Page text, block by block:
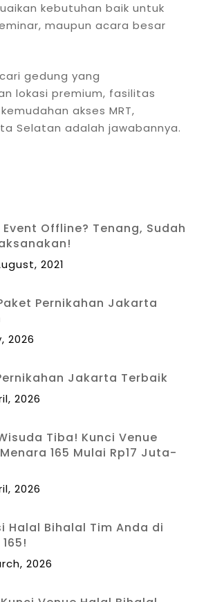
kebutuhan baik untuk
maupun acara besar
gedung yang
lokasi premium, fasilitas
akses MRT,
Selatan adalah jawabannya.
Event Offline? Tenang, Sudah
2021
Pernikahan Jakarta
2026
Jakarta Terbaik
2026
Tiba! Kunci Venue
165 Mulai Rp17 Juta-
2026
Halal Bihalal Tim Anda di
2026